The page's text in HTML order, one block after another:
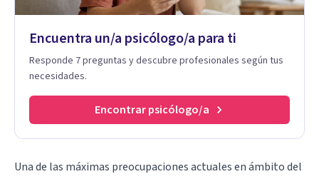
Encuentra un/a psicólogo/a para ti
Responde 7 preguntas y descubre profesionales según tus
necesidades.
Encontrar psicólogo/a
Una de las máximas preocupaciones actuales en ámbito del